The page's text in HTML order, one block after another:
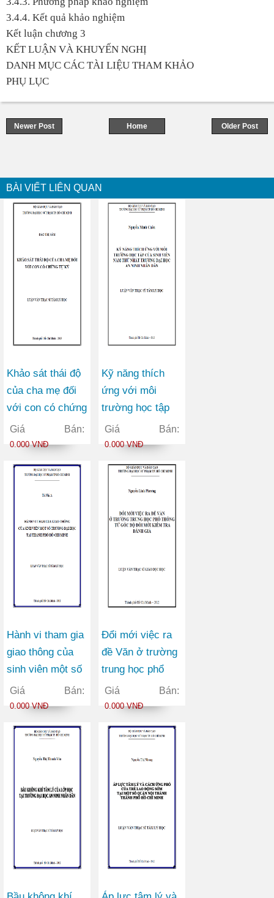
3.4.4. Kết quả khảo nghiệm
Kết luận chương 3
KẾT LUẬN VÀ KHUYẾN NGHỊ
DANH MỤC CÁC TÀI LIỆU THAM KHẢO
PHỤ LỤC
Newer Post Older Post
Home
BÀI VIẾT LIÊN QUAN
Khảo sát thái độ
của cha mẹ đối
với con có chứng
tự kỷ tại thành
phố Hồ Chí Minh
Giá Bán:
0.000 VNĐ
Kỹ năng thích
ứng với môi
trường học tập
của sinh viên
năm thứ nhất
An ninh nhân dân
Giá Bán:
0.000 VNĐ
Hành vi tham gia
giao thông của
sinh viên một số
trường đại học
tại thành phố Hồ
Giá Bán:
0.000 VNĐ
Đổi mới việc ra
đề Văn ở trường
trung học phổ
thông từ góc độ
đổi mới kiểm tra
Giá Bán:
0.000 VNĐ